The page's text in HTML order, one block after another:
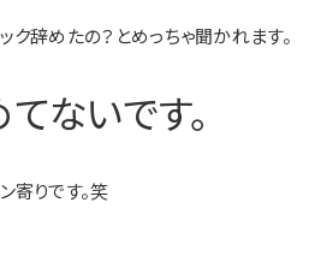
ク辞めたの？とめっちゃ聞かれます。
ないです。
寄りです。笑